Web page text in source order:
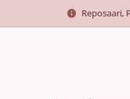
Reposaari,